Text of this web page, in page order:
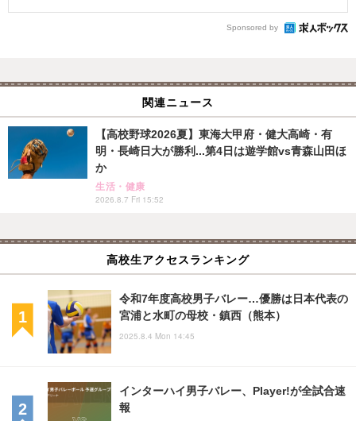
Sponsored by
関連ニュース
【高校野球2026夏】東海大甲府・健大高崎・有
明・長崎日大が勝利...第4日は遊学館vs青森山田ほ
か
生活・健康
2026.8.7 Fri 15:52
高校生アクセスランキング
令和7年度高校男子バレー…優勝は日本代表の
宮浦と水町の母校・鎮西（熊本）
2025.8.4 Mon 14:45
インターハイ男子バレー、Player!が全試合速
報